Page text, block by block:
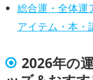
総合運・全体運
アイテム・本・
2026年の